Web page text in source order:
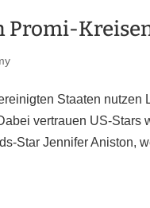
Promi-
Staaten
vertrauen US-
Star Jennifer Aniston,